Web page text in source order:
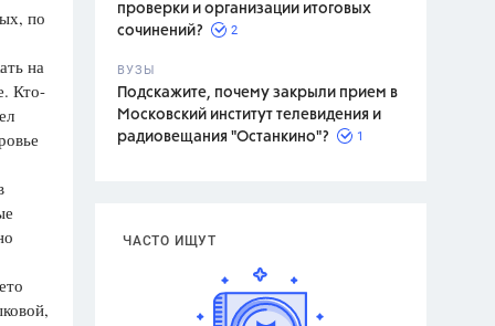
проверки и организации итоговых
сочинений?
2
ВУЗЫ
Подскажите, почему закрыли прием в
Московский институт телевидения и
радиовещания "Останкино"?
1
ЧАСТО ИЩУТ
по
на
Кто-